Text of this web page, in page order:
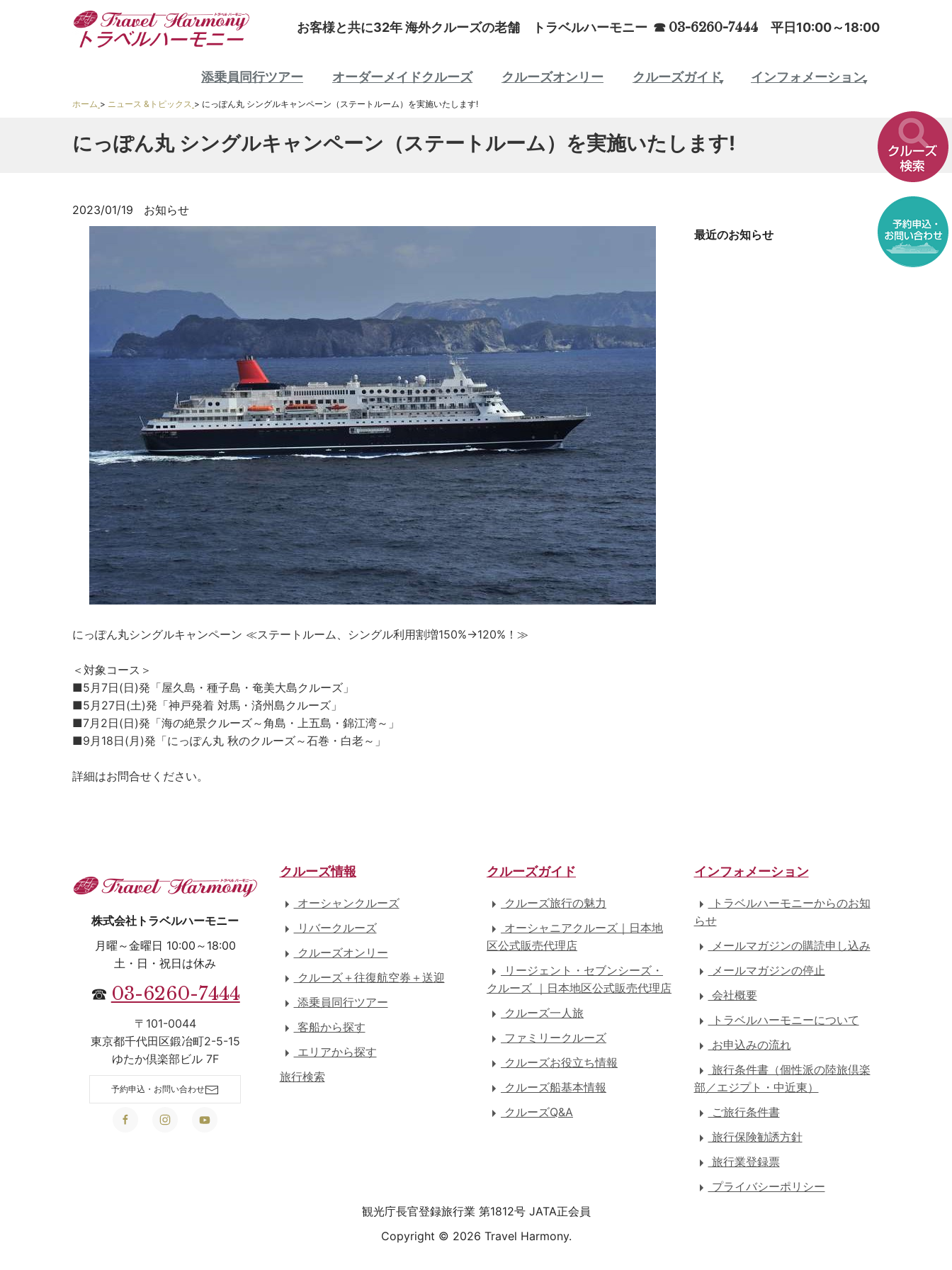
お客様と共に32年 海外クルーズの老舗 トラベルハーモニー ☎ 03-6260-7444 平日10:00～18:00
添乗員同行ツアー オーダーメイドクルーズ クルーズオンリー クルーズガイド インフォメーション
ホーム > ニュース &トピックス > にっぽん丸 シングルキャンペーン（ステートルーム）を実施いたします!
にっぽん丸 シングルキャンペーン（ステートルーム）を実施いたします!
2023/01/19 お知らせ
にっぽん丸シングルキャンペーン ≪ステートルーム、シングル利用割増150%→120%！≫
＜対象コース＞
■5月7日(日)発「屋久島・種子島・奄美大島クルーズ」
■5月27日(土)発「神戸発着 対馬・済州島クルーズ」
■7月2日(日)発「海の絶景クルーズ～角島・上五島・錦江湾～」
■9月18日(月)発「にっぽん丸 秋のクルーズ～石巻・白老～」
詳細はお問合せください。
最近のお知らせ
株式会社トラベルハーモニー
月曜～金曜日 10:00～18:00
土・日・祝日は休み
☎ 03-6260-7444
〒101-0044
東京都千代田区鍛冶町2-5-15
ゆたか倶楽部ビル 7F
予約申込・お問い合わせ
クルーズ情報
オーシャンクルーズ
リバークルーズ
クルーズオンリー
クルーズ＋往復航空券＋送迎
添乗員同行ツアー
客船から探す
エリアから探す
旅行検索
クルーズガイド
クルーズ旅行の魅力
オーシャニアクルーズ｜日本地
区公式販売代理店
リージェント・セブンシーズ・
クルーズ ｜日本地区公式販売代理店
クルーズ一人旅
ファミリークルーズ
クルーズお役立ち情報
クルーズ船基本情報
クルーズQ&A
インフォメーション
トラベルハーモニーからのお知
らせ
メールマガジンの購読申し込み
メールマガジンの停止
会社概要
トラベルハーモニーについて
お申込みの流れ
旅行条件書（個性派の陸旅倶楽
部／エジプト・中近東）
ご旅行条件書
旅行保険勧誘方針
旅行業登録票
プライバシーポリシー
観光庁長官登録旅行業 第1812号 JATA正会員
Copyright © 2026 Travel Harmony.